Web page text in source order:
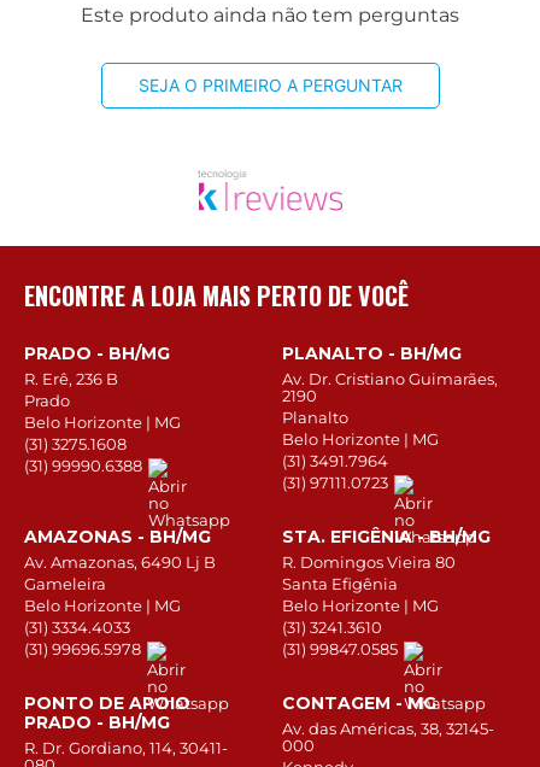
Este produto ainda não tem perguntas
SEJA O PRIMEIRO A PERGUNTAR
ENCONTRE A LOJA MAIS PERTO DE VOCÊ
PRADO - BH/MG
R. Erê, 236 B
Prado
Belo Horizonte | MG
(31) 3275.1608
(31) 99990.6388
PLANALTO - BH/MG
Av. Dr. Cristiano Guimarães,
2190
Planalto
Belo Horizonte | MG
(31) 3491.7964
(31) 97111.0723
AMAZONAS - BH/MG
Av. Amazonas, 6490 Lj B
Gameleira
Belo Horizonte | MG
(31) 3334.4033
(31) 99696.5978
STA. EFIGÊNIA - BH/MG
R. Domingos Vieira 80
Santa Efigênia
Belo Horizonte | MG
(31) 3241.3610
(31) 99847.0585
PONTO DE APOIO
PRADO - BH/MG
R. Dr. Gordiano, 114, 30411-
CONTAGEM - MG
Av. das Américas, 38, 32145-
000